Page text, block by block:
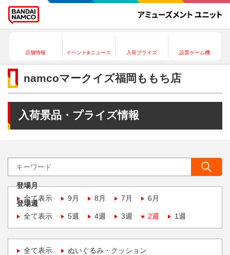
店舗情報 イベント&ニュース 入荷プライズ 設置ゲーム機
namcoマークイズ福岡ももち店
入荷景品・プライズ情報
登場月
全て表示
9月 8月 7月 6月
登場週
全て表示
5週 4週 3週 2週 1週
全て表示 ぬいぐるみ・クッション